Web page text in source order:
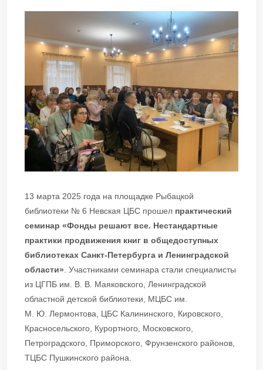
13 марта 2025 года на площадке Рыбацкой
библиотеки № 6 Невская ЦБС прошел практический
семинар «Фонды решают все. Нестандартные
практики продвижения книг в общедоступных
библиотеках Санкт-Петербурга и Ленинградской
области» . Участниками семинара стали специалисты
из ЦГПБ им. В. В. Маяковского, Ленинградской
областной детской библиотеки, МЦБС им.
М. Ю. Лермонтова, ЦБС Калининского, Кировского,
Красносельского, Курортного, Московского,
Петроградского, Приморского, Фрунзенского районов,
ТЦБС Пушкинского района.